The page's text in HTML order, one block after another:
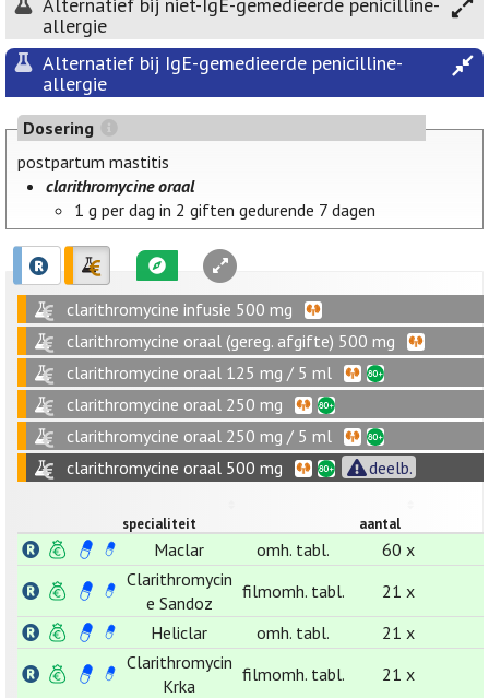
allergie
Alternatief bij IgE-gemedieerde penicilline-
allergie
Dosering
postpartum mastitis
clarithromycine oraal
1 g per dag in 2 giften gedurende 7 dagen
clarithromycine infusie 500 mg
clarithromycine oraal (gereg. afgifte) 500 mg
clarithromycine oraal 125 mg / 5 ml
clarithromycine oraal 250 mg
clarithromycine oraal 250 mg / 5 ml
clarithromycine oraal 500 mg
deelb.
specialiteit aantal
Maclar omh. tabl.
60 x
Clarithromycin
e Sandoz
filmomh. tabl.
21 x
Heliclar
omh. tabl.
21 x
Clarithromycin
Krka
filmomh. tabl.
21 x